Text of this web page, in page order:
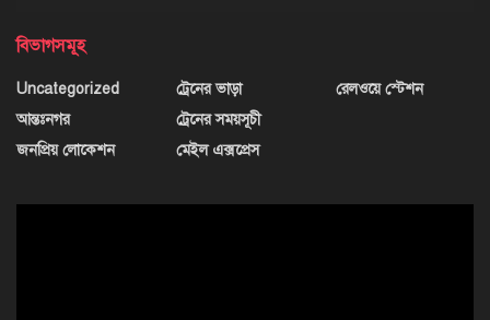
বিভাগসমূহ
Uncategorized
আন্তঃনগর
জনপ্রিয় লোকেশন
ট্রেনের ভাড়া
ট্রেনের সময়সূচী
মেইল এক্সপ্রেস
রেলওয়ে স্টেশন